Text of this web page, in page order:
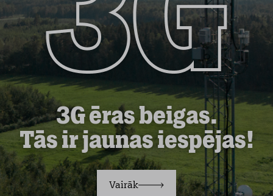
3G ēras beigas.
Tās ir jaunas iespējas!
Vairāk